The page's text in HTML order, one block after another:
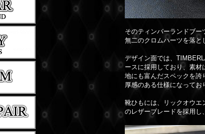
そのティンバーランドブ
無二のクロムハーツを落と
デザイン面では、
ースに採用しており、素
地にも富んだスペックを誇
厚感のある仕様になってお
靴ひもには、リックオウエ
のレザーブレードを採用し